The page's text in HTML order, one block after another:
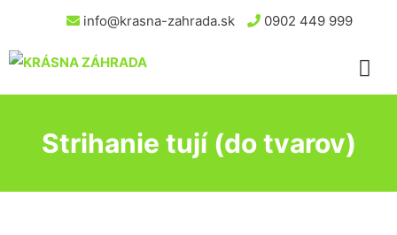
info@krasna-zahrada.sk 0902 449 999
Strihanie tují (do tvarov)